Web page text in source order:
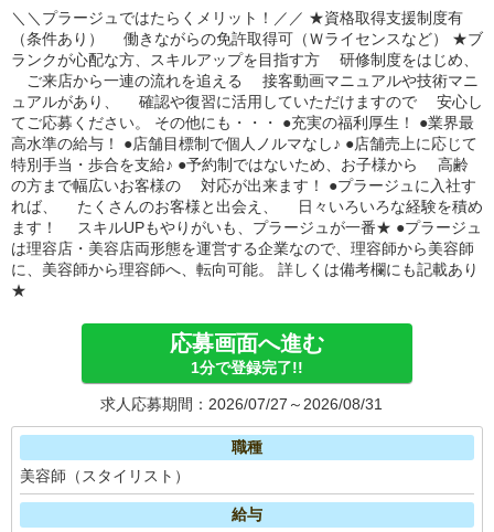
＼＼プラージュではたらくメリット！／／ ★資格取得支援制度有
（条件あり） 働きながらの免許取得可（Ｗライセンスなど） ★ブ
ランクが心配な方、スキルアップを目指す方 研修制度をはじめ、
ご来店から一連の流れを追える 接客動画マニュアルや技術マニ
ュアルがあり、 確認や復習に活用していただけますので 安心し
てご応募ください。 その他にも・・・ ●充実の福利厚生！ ●業界最
高水準の給与！ ●店舗目標制で個人ノルマなし♪ ●店舗売上に応じて
特別手当・歩合を支給♪ ●予約制ではないため、お子様から 高齢
の方まで幅広いお客様の 対応が出来ます！ ●プラージュに入社す
れば、 たくさんのお客様と出会え、 日々いろいろな経験を積め
ます！ スキルUPもやりがいも、プラージュが一番★ ●プラージュ
は理容店・美容店両形態を運営する企業なので、理容師から美容師
に、美容師から理容師へ、転向可能。 詳しくは備考欄にも記載あり
★
応募画面へ進む
1分で登録完了!!
求人応募期間：2026/07/27～2026/08/31
職種
美容師（スタイリスト）
給与